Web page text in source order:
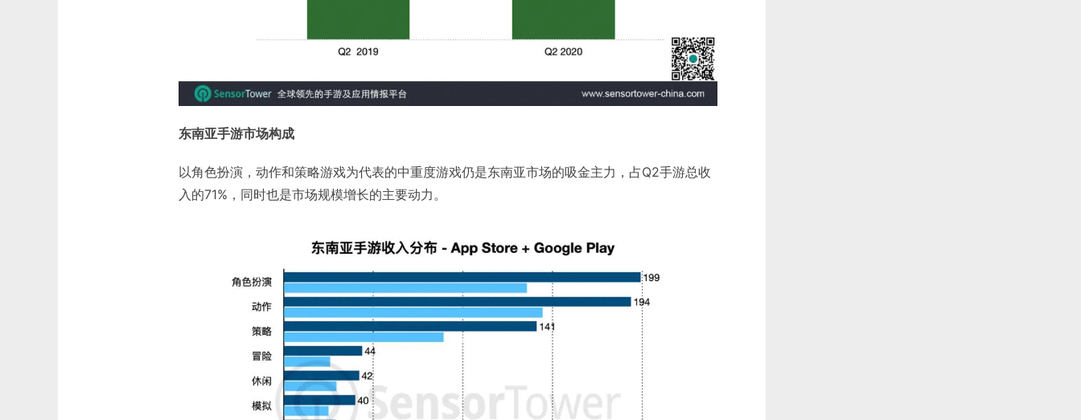
东南亚手游市场构成
以角色扮演，动作和策略游戏为代表的中重度游戏仍是东南亚市场的吸金主力，占Q2手游总收
入的71%，同时也是市场规模增长的主要动力。